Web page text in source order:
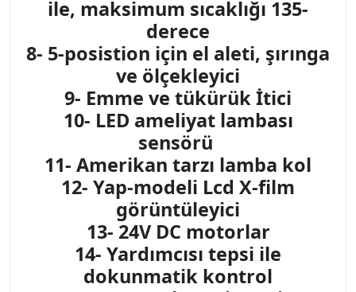
ile, maksimum sıcaklığı 135-
derece
8- 5-posistion için el aleti, şırınga
ve ölçekleyici
9- Emme ve tükürük İtici
10- LED ameliyat lambası
sensörü
11- Amerikan tarzı lamba kol
12- Yap-modeli Lcd X-film
görüntüleyici
13- 24V DC motorlar
14- Yardımcısı tepsi ile
dokunmatik kontrol